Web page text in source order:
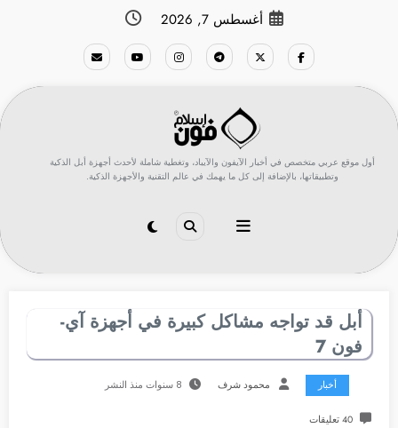
أغسطس 7, 2026
أول موقع عربي متخصص في أخبار الآيفون والآيباد، وتغطية شاملة لأحدث أجهزة أبل الذكية
وتطبيقاتها، بالإضافة إلى كل ما يهمك في عالم التقنية والأجهزة الذكية.
أبل قد تواجه مشاكل كبيرة في أجهزة آي-
فون 7
أخبار محمود شرف 8 سنوات منذ النشر
40 تعليقات